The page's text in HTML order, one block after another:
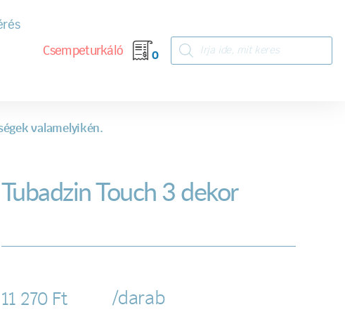
Csempeturkáló 0
valamelyikén.
Tubadzin Touch 3 dekor
11 270 Ft /darab